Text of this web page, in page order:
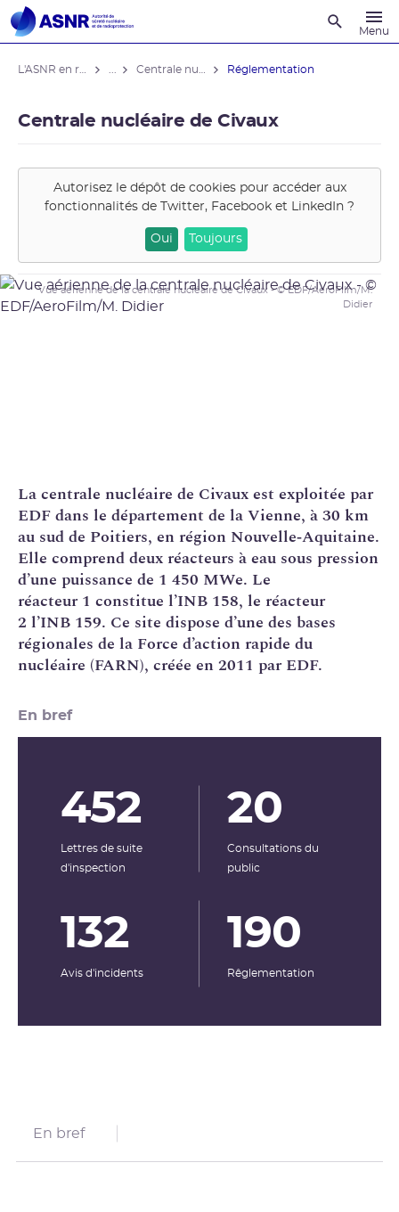
Menu
Réglementation
Centrale nucléaire de Civaux
Autorisez le dépôt de cookies pour accéder aux
fonctionnalités de Twitter, Facebook et LinkedIn ?
Oui Toujours
Vue aérienne de la centrale nucléaire de Civaux - © EDF/AeroFilm/M.
Didier
Lacentrale nucléaire de Civaux est exploitée par
EDFdans le département de la Vienne, à 30 km
au sud de Poitiers, en région Nouvelle‑Aquitaine.
Elle comprend deux réacteurs à eau sous pression
d’une puissance de 1 450 MWe. Le
réacteur 1 constitue l’INB 158, le réacteur
2 l’INB 159. Ce site dispose d’une des bases
régionales de la Force d’action rapide du
nucléaire (FARN), créée en 2011 par EDF.
En bref
452
Lettres de suite
d'inspection
20
Consultations du
public
132
Avis d'incidents
190
Rêglementation
En bref